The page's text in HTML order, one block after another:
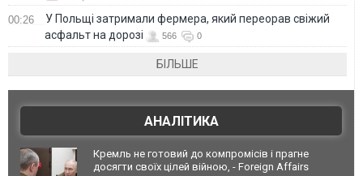
00:26
У Польщі затримали фермера, який переорав свіжий
асфальт на дорозі
566 0
БІЛЬШЕ
АНАЛІТИКА
Кремль не готовий до компромісів і прагне
досягти своїх цілей війною, - Foreign Affairs